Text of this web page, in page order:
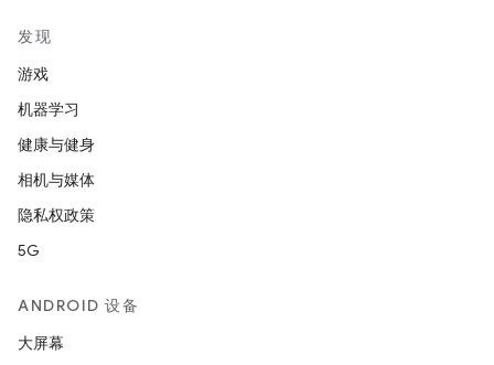
发现
游戏
机器学习
健康与健身
相机与媒体
隐私权政策
5G
ANDROID 设备
大屏幕